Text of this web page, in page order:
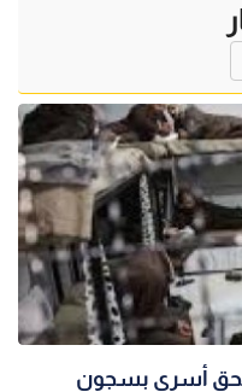
إداري بحق أسرى بسجون